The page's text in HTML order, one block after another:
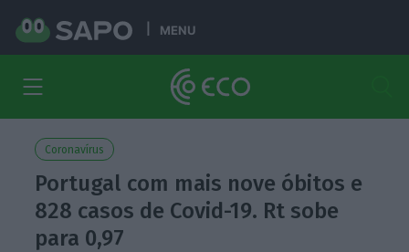
MENU
Coronavírus
Portugal com mais nove óbitos e
828 casos de Covid-19. Rt sobe
para 0,97